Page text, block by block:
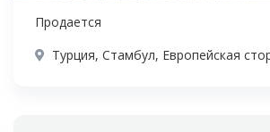
Продается
Турция, Стамбул, Европейская